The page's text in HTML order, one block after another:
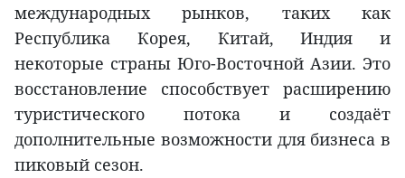
международных рынков, таких как
Республика Корея, Китай, Индия и
некоторые страны Юго-Восточной Азии. Это
восстановление способствует расширению
туристического потока и создаёт
дополнительные возможности для бизнеса в
пиковый сезон.